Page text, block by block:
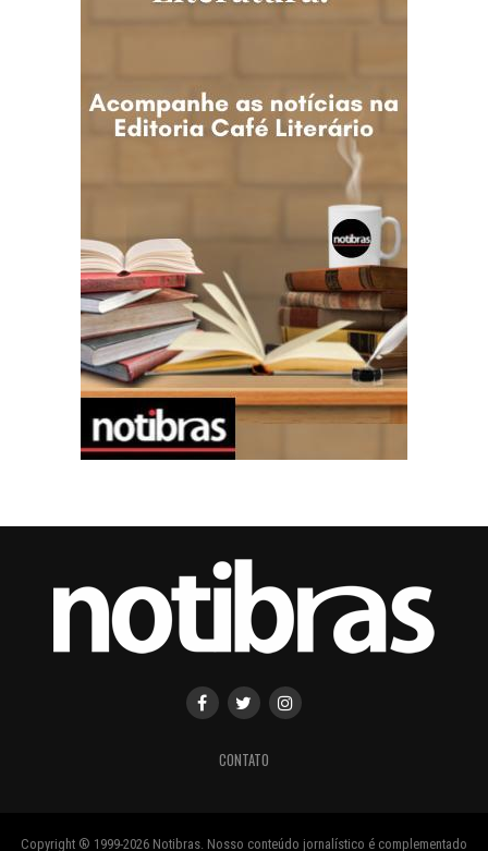
CONTATO
Copyright ® 1999-2026 Notibras. Nosso conteúdo jornalístico é complementado